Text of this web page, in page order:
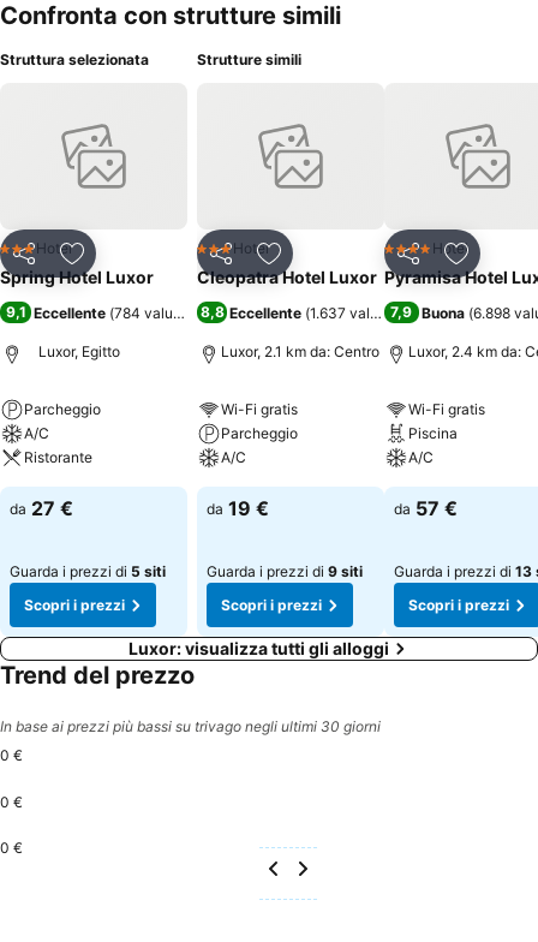
Confronta con strutture simili
Struttura selezionata
CondividiAggiungi ai preferiti
3 StelleHotel
Spring Hotel Luxor
9,1 Eccellente (784 valutazioni)
Luxor, Egitto
Parcheggio
A/C
Ristorante
da 27 €
Guarda i prezzi di 5 siti
Scopri i prezzi
Strutture simili
CondividiAggiungi ai preferiti
3 StelleHotel
Cleopatra Hotel Luxor
8,8 Eccellente (1.637 valutazioni)
Luxor, 2.1 km da: Centro
Wi-Fi gratis
Parcheggio
A/C
da 19 €
Guarda i prezzi di 9 siti
Scopri i prezzi
Condividi
4 StelleHotel
Pyramisa Hotel
7,9 Buona (6.898
Luxor, 2.4 km da:
Wi-Fi gratis
Piscina
A/C
da 57 €
Guarda i prezzi di 13
Scopri i prezzi
Luxor: visualizza tutti gli alloggi
Trend del prezzo
In base ai prezzi più bassi su trivago negli ultimi 30 giorni
0 €
0 €
0 €